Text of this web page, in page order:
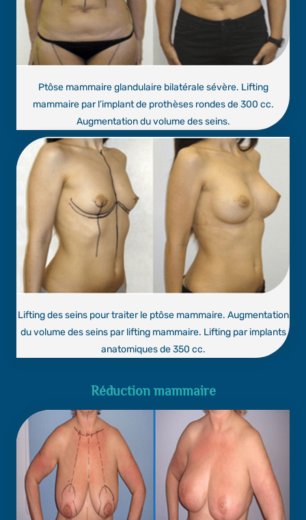
Ptôse mammaire glandulaire bilatérale sévère. Lifting
mammaire par l’implant de prothèses rondes de 300 cc.
Augmentation du volume des seins.
Lifting des seins pour traiter le ptôse mammaire. Augmentation
du volume des seins par lifting mammaire. Lifting par implants
anatomiques de 350 cc.
Réduction mammaire